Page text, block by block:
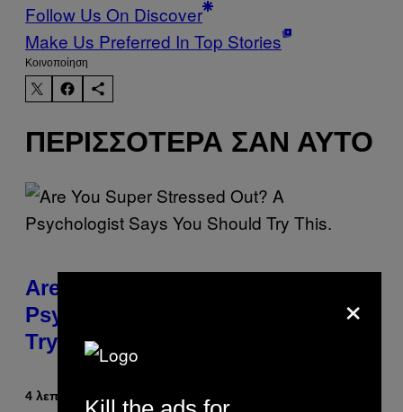
Follow Us On Discover
Make Us Preferred In Top Stories
Kοινοποίηση
ΠΕΡΙΣΣΌΤΕΡΑ ΣΑΝ ΑΥΤΌ
Are You Super Stressed Out? A
Psychologist Says You Should
Try This.
4 λεπτά πριν
×